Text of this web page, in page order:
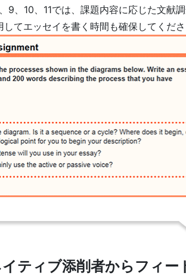
9、10、11では、課題内容に応じた文献
してエッセイを書く時間も確保してくだ
ティブ添削者からフィー